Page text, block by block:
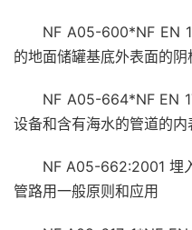
NF A05-600*NF EN
的地面储罐基底外表面的阴
NF A05-664*NF EN
设备和含有海水的管道的内
NF A05-662:2001 埋
管路用一般原则和应用